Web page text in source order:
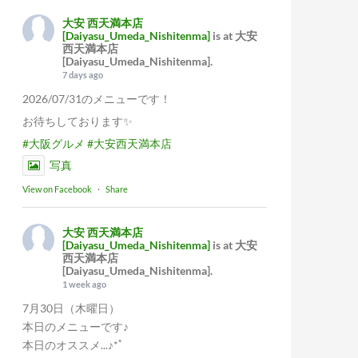
大安 西天満本店
[Daiyasu_Umeda_Nishitenma] is at 大安
西天満本店
[Daiyasu_Umeda_Nishitenma].
7 days ago
2026/07/31のメニューです！
お待ちしております✨
#大阪グルメ #大安西天満本店
写真
View on Facebook · Share
大安 西天満本店
[Daiyasu_Umeda_Nishitenma] is at 大安
西天満本店
[Daiyasu_Umeda_Nishitenma].
1 week ago
7月30日（木曜日）
本日のメニューです♪
本日のオススメ...♪*ﾟ